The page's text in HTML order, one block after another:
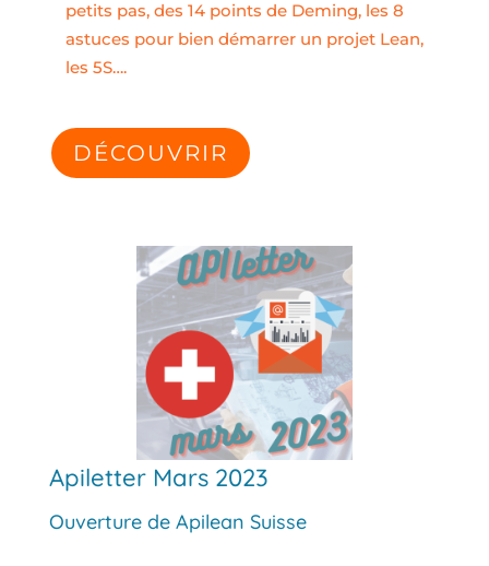
petits pas, des 14 points de Deming, les 8
astuces pour bien démarrer un projet Lean,
les 5S….
DÉCOUVRIR
Apiletter Mars 2023
Ouverture de Apilean Suisse